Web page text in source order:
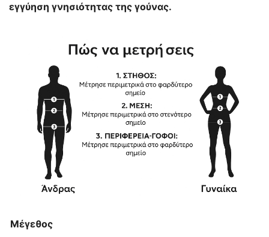
εγγύηση γνησιότητας της γούνας.
Μέγεθος